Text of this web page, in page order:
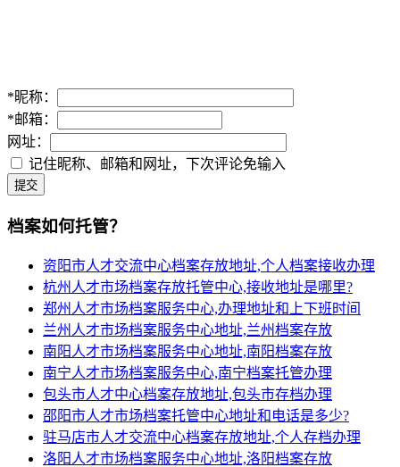
*昵称：
*邮箱：
网址：
记住昵称、邮箱和网址，下次评论免输入
提交
档案如何托管？
资阳市人才交流中心档案存放地址,个人档案接收办理
杭州人才市场档案存放托管中心,接收地址是哪里?
郑州人才市场档案服务中心,办理地址和上下班时间
兰州人才市场档案服务中心地址,兰州档案存放
南阳人才市场档案服务中心地址,南阳档案存放
南宁人才市场档案服务中心,南宁档案托管办理
包头市人才中心档案存放地址,包头市存档办理
邵阳市人才市场档案托管中心地址和电话是多少?
驻马店市人才交流中心档案存放地址,个人存档办理
洛阳人才市场档案服务中心地址,洛阳档案存放